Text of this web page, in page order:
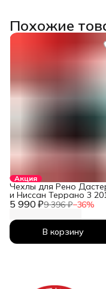
Похожие
Акция
5 990 ₽9 396 ₽−36%
Чехлы для Рено
и Ниссан Террано 3
2026
В корзину